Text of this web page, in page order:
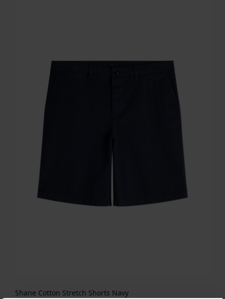
Shane Cotton Stretch Shorts Navy